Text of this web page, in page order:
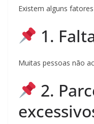
Existem alguns
1.
Muitas pessoas não
2.